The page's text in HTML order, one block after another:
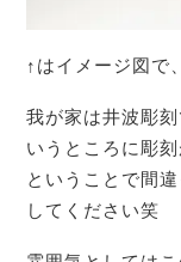
↑はイメージ図で
我が家は井波彫
いうところに彫
ということで間
してください笑